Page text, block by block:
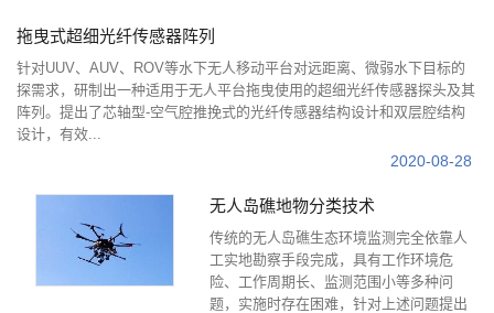
拖曳式超细光纤传感器阵列
针对UUV、AUV、ROV等水下无人移动平台对远距离、微弱水下目标的
探需求，研制出一种适用于无人平台拖曳使用的超细光纤传感器探头及其
阵列。提出了芯轴型-空气腔推挽式的光纤传感器结构设计和双层腔结构
设计，有效...
2020-08-28
无人岛礁地物分类技术
传统的无人岛礁生态环境监测完全依靠人
工实地勘察手段完成，具有工作环境危
险、工作周期长、监测范围小等多种问
题，实施时存在困难，针对上述问题提出